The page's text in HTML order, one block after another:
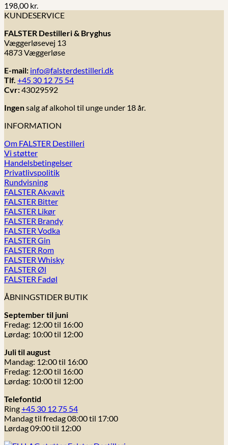
198,00 kr.
KUNDESERVICE
FALSTER Destilleri & Bryghus
Væggerløsevej 13
4873 Væggerløse
E-mail: info@falsterdestilleri.dk
Tlf. +45 30 12 75 54
Cvr:43029592
Ingensalg af alkohol til unge under 18 år.
INFORMATION
Om FALSTER Destilleri
Vi støtter
Handelsbetingelser
Privatlivspolitik
Rundvisning
FALSTER Akvavit
FALSTER Bitter
FALSTER Likør
FALSTER Brandy
FALSTER Vodka
FALSTER Gin
FALSTER Rom
FALSTER Whisky
FALSTER Øl
FALSTER Fadøl
ÅBNINGSTIDER BUTIK
September til juni
Fredag: 12:00 til 16:00
Lørdag: 10:00 til 12:00
Juli til august
Mandag: 12:00 til 16:00
Fredag: 12:00 til 16:00
Lørdag: 10:00 til 12:00
Telefontid
Ring+45 30 12 75 54
Mandag til fredag 08:00 til 17:00
Lørdag 09:00 til 12:00